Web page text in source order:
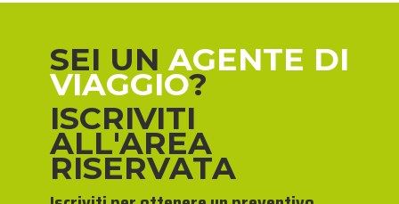
SEI UN AGENTE DI
VIAGGIO?
ISCRIVITI
ALL'AREA
RISERVATA